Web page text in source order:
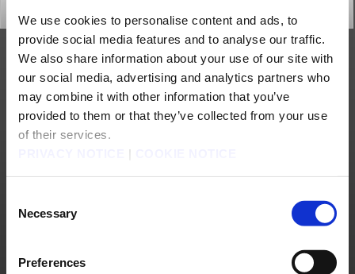
We use cookies to personalise content and ads, to
provide social media features and to analyse our traffic.
We also share information about your use of our site with
our social media, advertising and analytics partners who
may combine it with other information that you’ve
provided to them or that they’ve collected from your use
of their services.
|
Selection
Necessary
Preferences
Dernières actus
Mises à jour
Merci de jouer à Chocobo GP.
Annonce de la sortie de Chocobo GP Ver.1.2.1
Mise à jour ver.1.0.4 de Chocobo GP (28/03/2022)